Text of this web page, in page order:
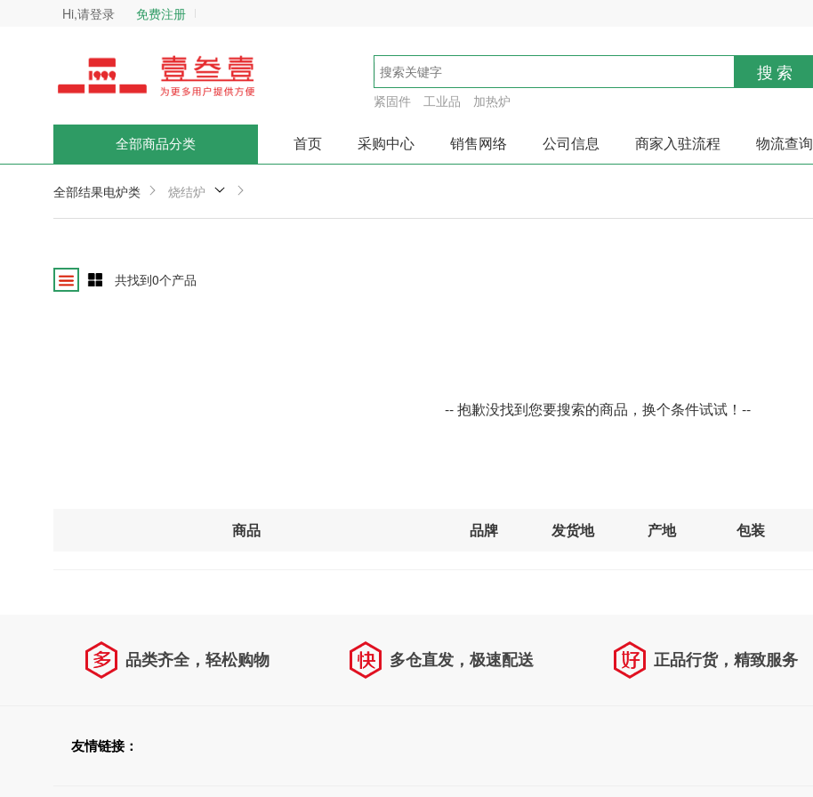
Hi,请登录 免费注册
搜索
紧固件 工业品 加热炉
全部商品分类 首页 采购中心 销售网络 公司信息 商家入驻流程 物流查询
全部结果电炉类 烧结炉
共找到0个产品
-- 抱歉没找到您要搜索的商品，换个条件试试！--
商品 品牌 发货地 产地 包装
品类齐全，轻松购物 多仓直发，极速配送 正品行货，精致服务
友情链接：